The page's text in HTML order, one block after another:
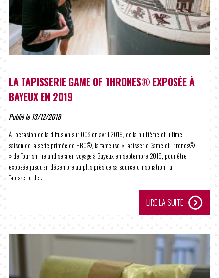
LA TAPISSERIE GAME OF THRONES® EXPOSÉE À
BAYEUX EN 2019
Publié le 13/12/2018
À l’occasion de la diffusion sur OCS en avril 2019, de la huitième et ultime
saison de la série primée de HBO®, la fameuse « Tapisserie Game of Thrones®
» de Tourism Ireland sera en voyage à Bayeux en septembre 2019, pour être
exposée jusqu’en décembre au plus près de sa source d’inspiration, la
Tapisserie de...
LIRE LA SUITE